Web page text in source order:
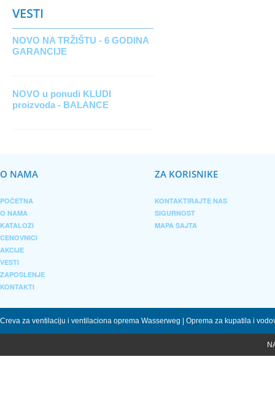
VESTI
NOVO NA TRŽIŠTU - 6 GODINA
GARANCIJE
NOVO u ponudi KLUDI
proizvoda - BALANCE
O NAMA
POČETNA
O NAMA
KATALOZI
CENOVNICI
AKCIJE
VESTI
ZAPOSLENJE
KONTAKTI
ZA KORISNIKE
KONTAKTIRAJTE NAS
SIGURNOST
MAPA SAJTA
Creva za ventilaciju i ventilaciona oprema Wasserweg | Oprema za kupatila i